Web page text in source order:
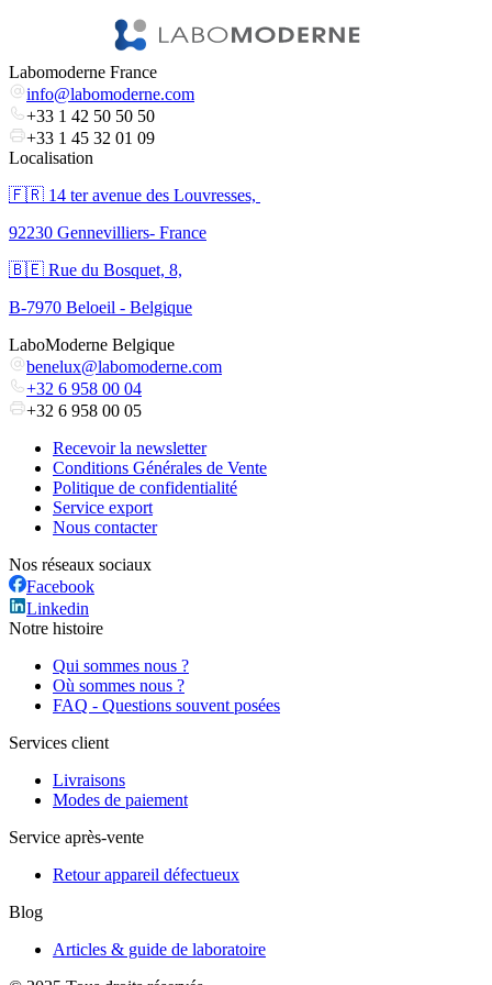
Labomoderne France
info@labomoderne.com
+33 1 42 50 50 50
+33 1 45 32 01 09
Localisation
🇫🇷 ​14 ter avenue des Louvresses,
92230 Gennevilliers- France
🇧🇪 Rue du Bosquet, 8,
B-7970 Beloeil - Belgique
LaboModerne Belgique
benelux@labomoderne.com
+32 6 958 00 04
+32 6 958 00 05
Recevoir la newsletter
Conditions Générales de Vente
Politique de confidentialité
Service export
Nous contacter
Nos réseaux sociaux
Facebook
Linkedin
Notre histoire
Qui sommes nous ?
Où sommes nous ?
FAQ - Questions souvent posées
Services client
Livraisons
Modes de paiement
Service après-vente
Retour appareil défectueux
Blog
Articles & guide de laboratoire